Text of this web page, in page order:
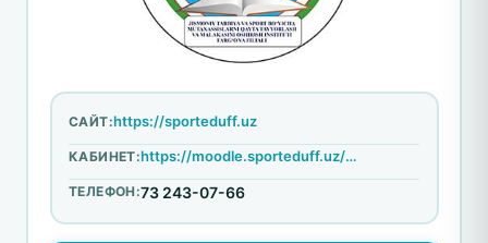
САЙТ:https://sporteduff.uz
КАБИНЕТ: https://moodle.sporteduff.uz/login/index.php
ТЕЛЕФОН:73 243-07-66